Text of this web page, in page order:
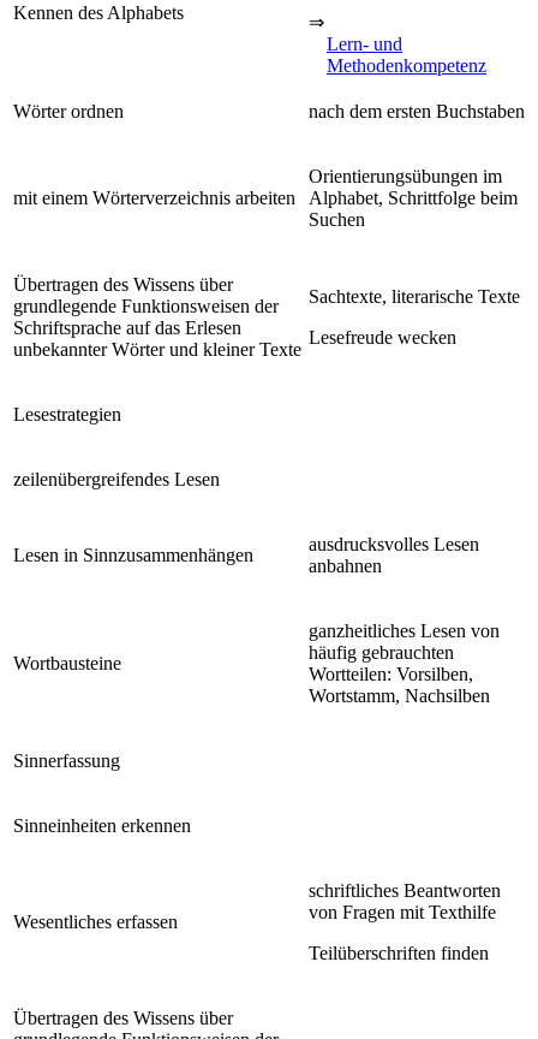
Kennen des Alphabets
⇒
Lern- und
Methodenkompetenz
Wörter ordnen nach dem ersten Buchstaben
mit einem Wörterverzeichnis arbeiten
Orientierungsübungen im
Alphabet, Schrittfolge beim
Suchen
Übertragen des Wissens über
grundlegende Funktionsweisen der
Schriftsprache auf das Erlesen
unbekannter Wörter und kleiner Texte
Sachtexte, literarische Texte
Lesefreude wecken
Lesestrategien
zeilenübergreifendes Lesen
Lesen in Sinnzusammenhängen
ausdrucksvolles Lesen
anbahnen
Wortbausteine
ganzheitliches Lesen von
häufig gebrauchten
Wortteilen: Vorsilben,
Wortstamm, Nachsilben
Sinnerfassung
Sinneinheiten erkennen
Wesentliches erfassen
schriftliches Beantworten
von Fragen mit Texthilfe
Teilüberschriften finden
Übertragen des Wissens über